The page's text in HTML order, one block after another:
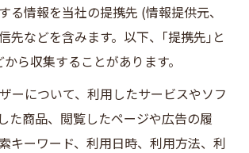
る情報を当社の提携先 (情報提供元、
先などを含みます。以下、｢提携先｣と
ら収集することがあります。
ーについて、利用したサービスやソフ
た商品、閲覧したページや広告の履
キーワード、利用日時、利用方法、利